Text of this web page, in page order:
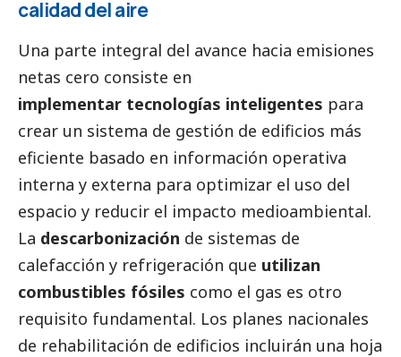
calidad del aire
Una parte integral del avance hacia emisiones
netas cero consiste en
implementar tecnologías inteligentes para
crear un sistema de gestión de edificios más
eficiente basado en información operativa
interna y externa para optimizar el uso del
espacio y reducir el impacto medioambiental.
La descarbonización de sistemas de
calefacción y refrigeración que utilizan
combustibles fósiles como el gas es otro
requisito fundamental. Los planes nacionales
de rehabilitación de edificios incluirán una hoja